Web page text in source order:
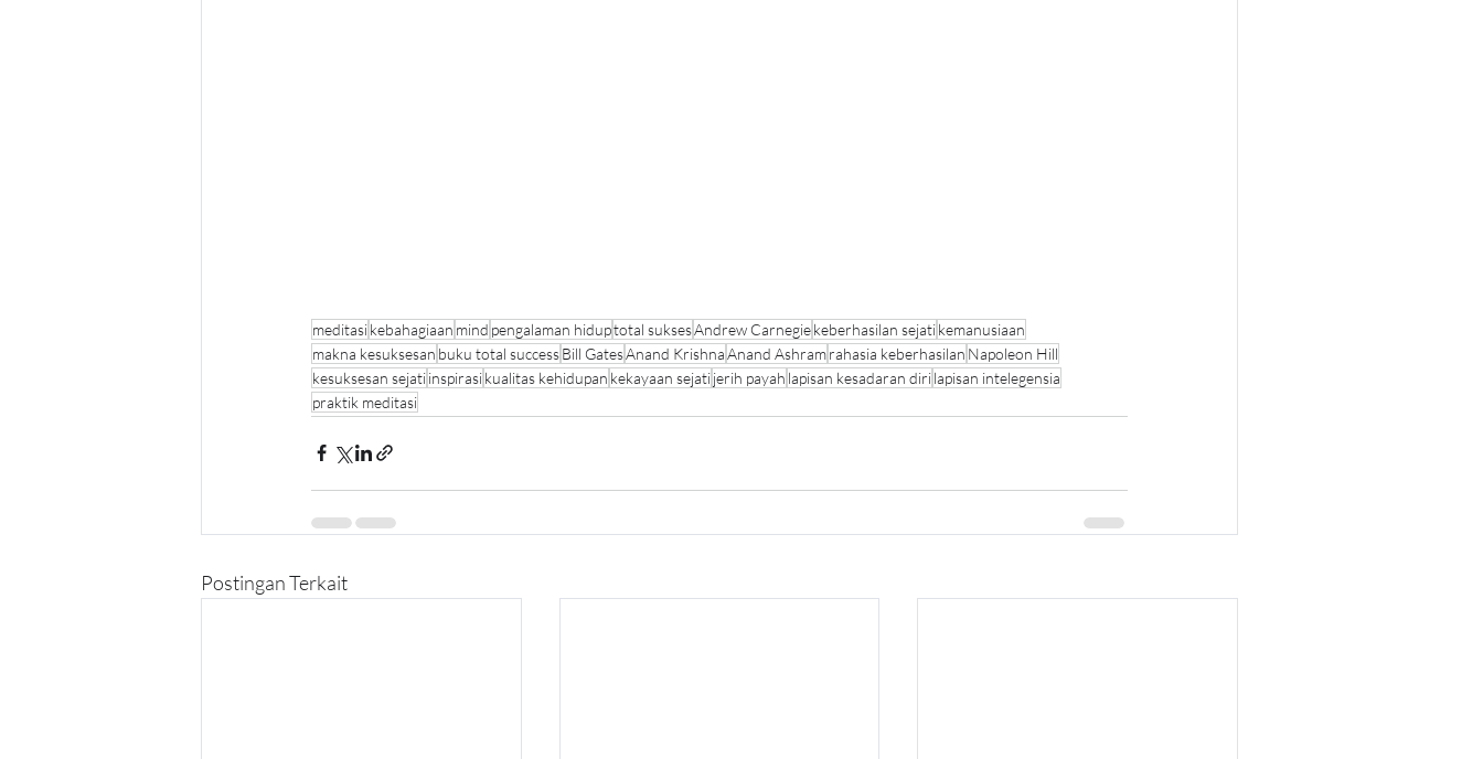
meditasikebahagiaan mind pengalaman hiduptotal suksesAndrew Carnegiekeberhasilan sejatikemanusiaan
makna kesuksesan buku total successBill GatesAnand KrishnaAnand Ashramrahasia keberhasilan Napoleon Hill
kesuksesan sejatiinspirasikualitas kehidupan kekayaan sejatijerih payah lapisan kesadaran dirilapisan intelegensia
praktik meditasi
Postingan Terkait